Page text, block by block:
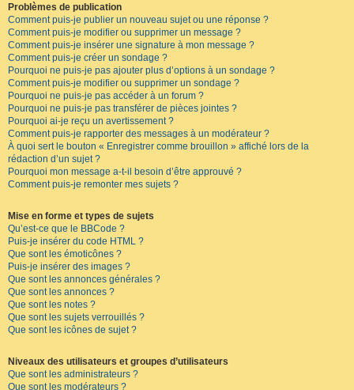
Problèmes de publication
Comment puis-je publier un nouveau sujet ou une réponse ?
Comment puis-je modifier ou supprimer un message ?
Comment puis-je insérer une signature à mon message ?
Comment puis-je créer un sondage ?
Pourquoi ne puis-je pas ajouter plus d’options à un sondage ?
Comment puis-je modifier ou supprimer un sondage ?
Pourquoi ne puis-je pas accéder à un forum ?
Pourquoi ne puis-je pas transférer de pièces jointes ?
Pourquoi ai-je reçu un avertissement ?
Comment puis-je rapporter des messages à un modérateur ?
À quoi sert le bouton « Enregistrer comme brouillon » affiché lors de la
rédaction d’un sujet ?
Pourquoi mon message a-t-il besoin d’être approuvé ?
Comment puis-je remonter mes sujets ?
Mise en forme et types de sujets
Qu’est-ce que le BBCode ?
Puis-je insérer du code HTML ?
Que sont les émoticônes ?
Puis-je insérer des images ?
Que sont les annonces générales ?
Que sont les annonces ?
Que sont les notes ?
Que sont les sujets verrouillés ?
Que sont les icônes de sujet ?
Niveaux des utilisateurs et groupes d’utilisateurs
Que sont les administrateurs ?
Que sont les modérateurs ?